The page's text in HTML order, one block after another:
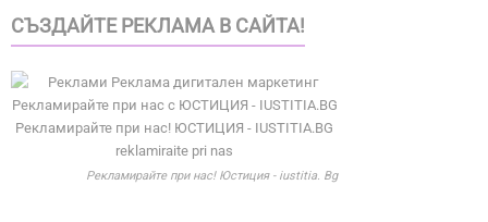
СЪЗДАЙТЕ РЕКЛАМА В САЙТА!
Рекламирайте при нас! Юстиция - iustitia. Bg